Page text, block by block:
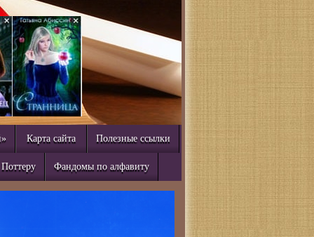
Карта сайта Полезные ссылки
Фандомы по алфавиту